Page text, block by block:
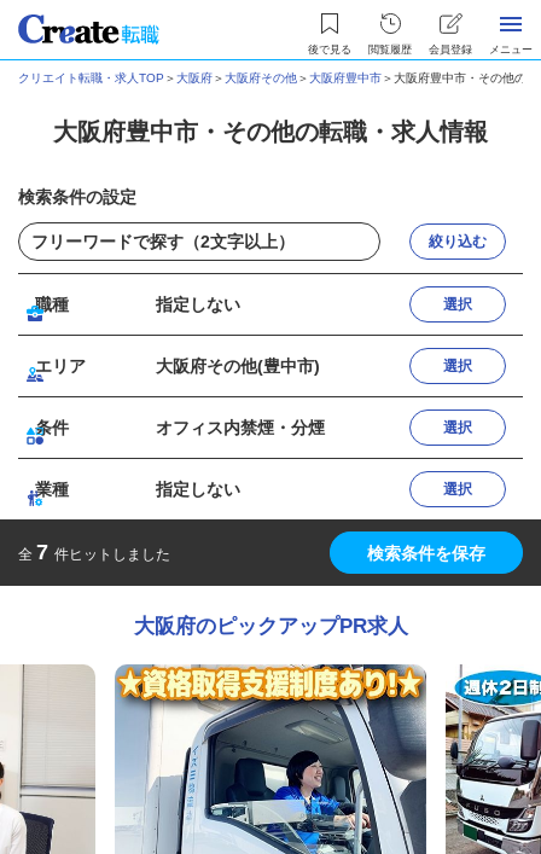
後で見る 閲覧履歴 会員登録 メニュー
クリエイト転職・求人TOP ＞大阪府＞大阪府その他＞大阪府豊中市＞大阪府豊中市・その他の
大阪府豊中市・その他の転職・求人情報
検索条件の設定
絞り込む
職種 指定しない 選択
エリア 大阪府その他(豊中市) 選択
条件 オフィス内禁煙・分煙 選択
業種 指定しない 選択
全 7 件ヒットしました 検索条件を保存
大阪府のピックアップPR求人